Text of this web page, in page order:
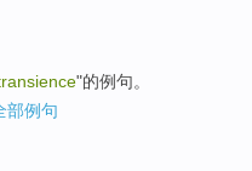
"的例句。
部例句